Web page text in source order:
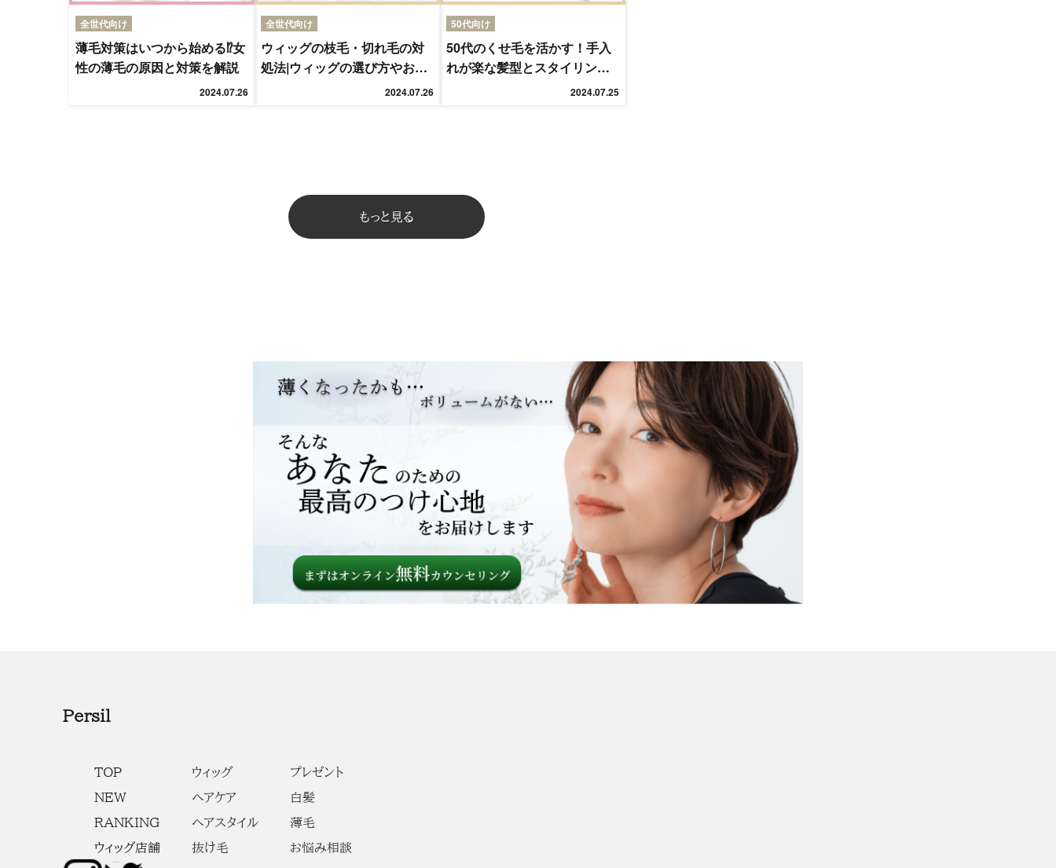
全世代向け
薄毛対策はいつから始める⁉女
性の薄毛の原因と対策を解説
2024.07.26
全世代向け
ウィッグの枝毛・切れ毛の対
処法|ウィッグの選び方やお手
2024.07.26
50代向け
50代のくせ毛を活かす！手入
れが楽な髪型とスタイリング
2024.07.25
もっと見る
Persil
TOP
NEW
RANKING
ウィッグ店舗
ウィッグ
ヘアケア
ヘアスタイル
抜け毛
プレゼント
白髪
薄毛
お悩み相談